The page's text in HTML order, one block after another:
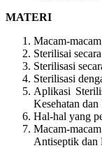
MATERI
Macam-
Sterilisai
Sterilisasi
Sterilisasi
Aplikasi
Kesehatan
Hal-hal yang
Macam-
Antiseptik dan